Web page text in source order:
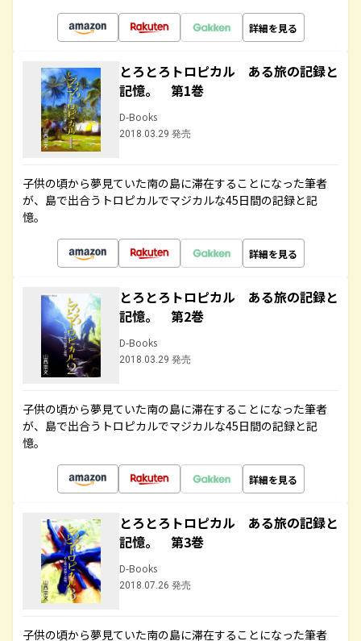
詳細を見る
とろとろトロピカル ある旅の記録と
記憶。 第1巻
D-Books
2018.03.29 発売
子供の頃から夢見ていた南の島に滞在することになった筆者
が、島で出合うトロピカルでマジカルな45日間の記録と記
憶。
詳細を見る
とろとろトロピカル ある旅の記録と
記憶。 第2巻
D-Books
2018.03.29 発売
子供の頃から夢見ていた南の島に滞在することになった筆者
が、島で出合うトロピカルでマジカルな45日間の記録と記
憶。
詳細を見る
とろとろトロピカル ある旅の記録と
記憶。 第3巻
D-Books
2018.07.26 発売
子供の頃から夢見ていた南の島に滞在することになった筆者